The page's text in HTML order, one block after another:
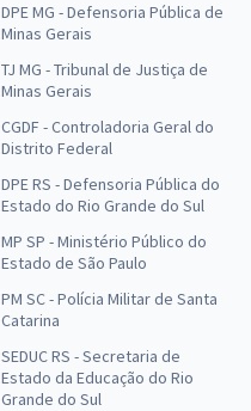
DPE MG - Defensoria Pública de
Minas Gerais
TJ MG - Tribunal de Justiça de
Minas Gerais
CGDF - Controladoria Geral do
Distrito Federal
DPE RS - Defensoria Pública do
Estado do Rio Grande do Sul
MP SP - Ministério Público do
Estado de São Paulo
PM SC - Polícia Militar de Santa
Catarina
SEDUC RS - Secretaria de
Estado da Educação do Rio
Grande do Sul